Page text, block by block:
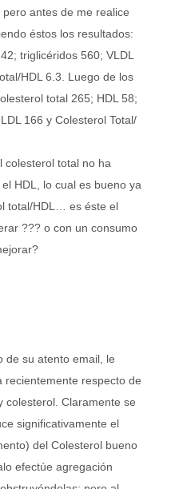
antes de me realice
éstos los resultados:
triglicéridos 560; VLDL
HDL 6.3. Luego de los
total 265; HDL 58;
166 y Colesterol Total/
colesterol total no ha
HDL, lo cual es bueno ya
total/HDL… es éste el
??? o con un consumo
de su atento email, le
respecto de
colesterol. Claramente se
significativamente el
del Colesterol bueno
efectúe agregación